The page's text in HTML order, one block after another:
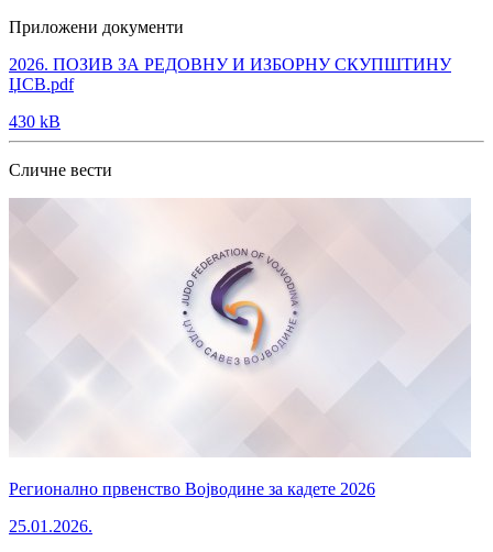
Приложени документи
2026. ПОЗИВ ЗА РЕДОВНУ И ИЗБОРНУ СКУПШТИНУ
ЏСВ.pdf
430 kB
Сличне вести
Регионално првенство Војводине за кадете 2026
25.01.2026.